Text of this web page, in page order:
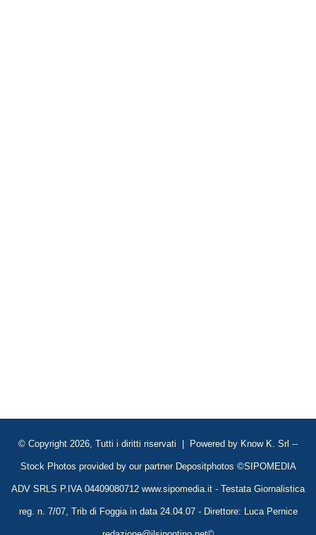
© Copyright 2026, Tutti i diritti riservati | Powered by Know K. Srl --
Stock Photos provided by our partner Depositphotos ©SIPOMEDIA
ADV SRLS P.IVA 04409080712 www.sipomedia.it - Testata Giornalistica
reg. n. 7/07, Trib di Foggia in data 24.04.07 - Direttore: Luca Pernice